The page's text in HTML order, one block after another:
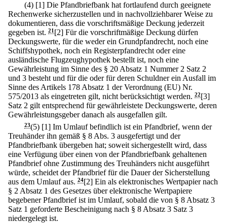
(4) [1] Die Pfandbriefbank hat fortlaufend durch geeignete
Rechenwerke sicherzustellen und in nachvollziehbarer Weise zu
dokumentieren, dass die vorschriftsmäßige Deckung jederzeit
gegeben ist. 21[2] Für die vorschriftmäßige Deckung dürfen
Deckungswerte, für die weder ein Grundpfandrecht, noch eine
Schiffshypothek, noch ein Registerpfandrecht oder eine
ausländische Flugzeughypothek bestellt ist, noch eine
Gewährleistung im Sinne des § 20 Absatz 1 Nummer 2 Satz 2
und 3 besteht und für die oder für deren Schuldner ein Ausfall im
Sinne des Artikels 178 Absatz 1 der Verordnung (EU) Nr.
575/2013 als eingetreten gilt, nicht berücksichtigt werden. 22[3]
Satz 2 gilt entsprechend für gewährleistete Deckungswerte, deren
Gewährleistungsgeber danach als ausgefallen gilt.
23(5) [1] Im Umlauf befindlich ist ein Pfandbrief, wenn der
Treuhänder ihn gemäß § 8 Abs. 3 ausgefertigt und der
Pfandbriefbank übergeben hat; soweit sichergestellt wird, dass
eine Verfügung über einen von der Pfandbriefbank gehaltenen
Pfandbrief ohne Zustimmung des Treuhänders nicht ausgeführt
würde, scheidet der Pfandbrief für die Dauer der Sicherstellung
aus dem Umlauf aus. 24[2] Ein als elektronisches Wertpapier nach
§ 2 Absatz 1 des Gesetzes über elektronische Wertpapiere
begebener Pfandbrief ist im Umlauf, sobald die von § 8 Absatz 3
Satz 1 geforderte Bescheinigung nach § 8 Absatz 3 Satz 3
niedergelegt ist.